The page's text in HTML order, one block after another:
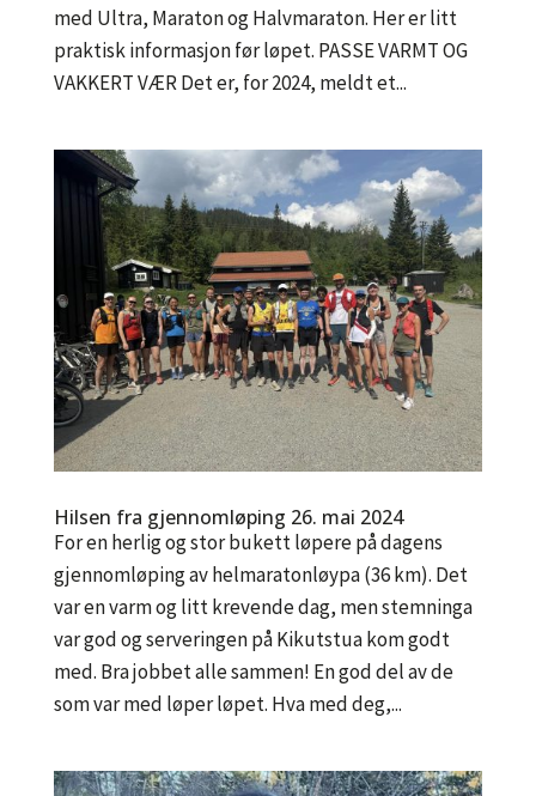
med Ultra, Maraton og Halvmaraton. Her er litt
praktisk informasjon før løpet. PASSE VARMT OG
VAKKERT VÆR Det er, for 2024, meldt et...
Hilsen fra gjennomløping 26. mai 2024
For en herlig og stor bukett løpere på dagens
gjennomløping av helmaratonløypa (36 km). Det
var en varm og litt krevende dag, men stemninga
var god og serveringen på Kikutstua kom godt
med. Bra jobbet alle sammen! En god del av de
som var med løper løpet. Hva med deg,...